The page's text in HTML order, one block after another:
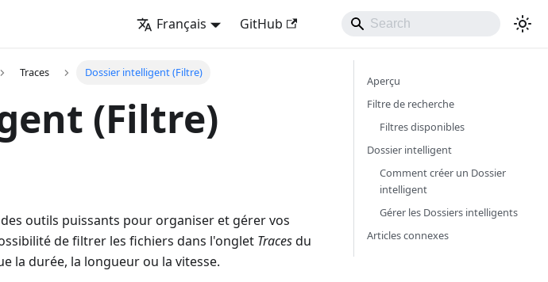
Français GitHub
Traces Dossier intelligent (Filtre)
(Filtre)
outils puissants pour organiser et gérer vos
de filtrer les fichiers dans l'onglet Tracesdu
la durée, la longueur ou la vitesse.
Aperçu
Filtre de recherche
Filtres disponibles
Dossier intelligent
Comment créer un Dossier
intelligent
Gérer les Dossiers intelligents
Articles connexes